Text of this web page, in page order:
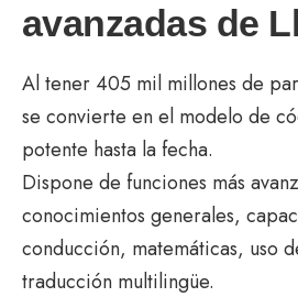
avanzadas de
Al tener 405 mil millones de
se convierte en el modelo de
potente hasta la fecha.
Dispone de funciones más
conocimientos generales,
conducción, matemáticas, uso
traducción multilingüe.